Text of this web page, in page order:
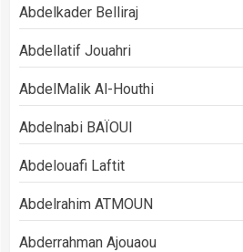
Abdelkader Belliraj
Abdellatif Jouahri
AbdelMalik Al-Houthi
Abdelnabi BAÏOUI
Abdelouafi Laftit
Abdelrahim ATMOUN
Abderrahman Ajouaou